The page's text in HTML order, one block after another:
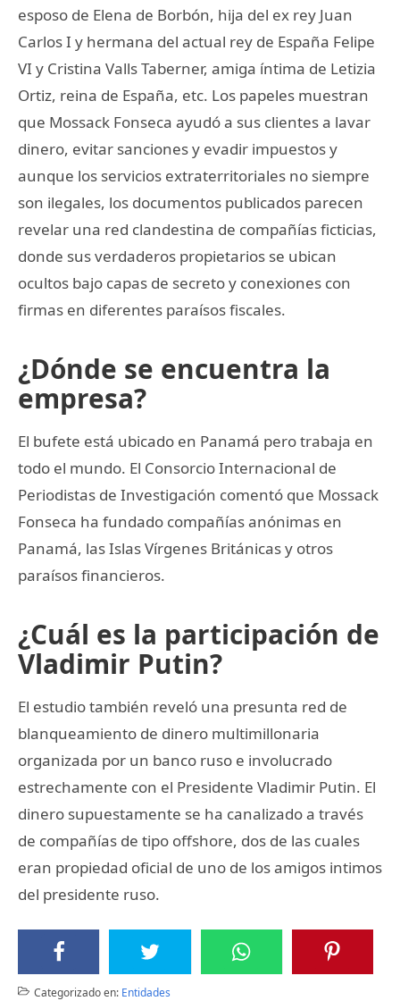
esposo de Elena de Borbón, hija del ex rey Juan
Carlos I y hermana del actual rey de España Felipe
VI y Cristina Valls Taberner, amiga íntima de Letizia
Ortiz, reina de España, etc. Los papeles muestran
que Mossack Fonseca ayudó a sus clientes a lavar
dinero, evitar sanciones y evadir impuestos y
aunque los servicios extraterritoriales no siempre
son ilegales, los documentos publicados parecen
revelar una red clandestina de compañías ficticias,
donde sus verdaderos propietarios se ubican
ocultos bajo capas de secreto y conexiones con
firmas en diferentes paraísos fiscales.
¿Dónde se encuentra la
empresa?
El bufete está ubicado en Panamá pero trabaja en
todo el mundo. El Consorcio Internacional de
Periodistas de Investigación comentó que Mossack
Fonseca ha fundado compañías anónimas en
Panamá, las Islas Vírgenes Británicas y otros
paraísos financieros.
¿Cuál es la participación de
Vladimir Putin?
El estudio también reveló una presunta red de
blanqueamiento de dinero multimillonaria
organizada por un banco ruso e involucrado
estrechamente con el Presidente Vladimir Putin. El
dinero supuestamente se ha canalizado a través
de compañías de tipo offshore, dos de las cuales
eran propiedad oficial de uno de los amigos intimos
del presidente ruso.
Categorizado en: Entidades